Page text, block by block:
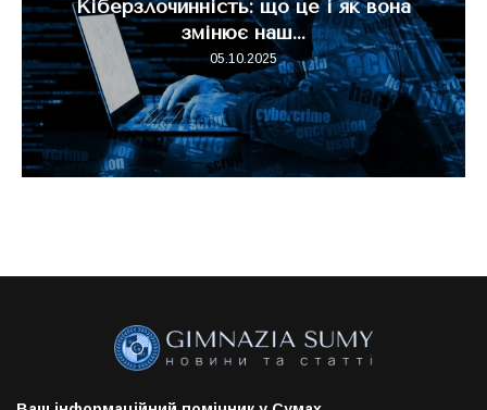
Кіберзлочинність: що це і як вона
змінює наш...
05.10.2025